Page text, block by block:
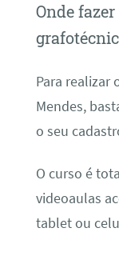
Onde
Para realizar
Mendes,
o seu
O curso é
videoaulas
tablet ou